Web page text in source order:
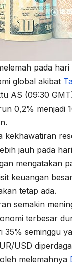
pada
global akibat
AS (09:30
0,2% menjadi
kekhawatiran
jauh pada
mengatakan
keuangan
tetap ada.
semakin
terbesar
35% seminggu
USD
melemahnya